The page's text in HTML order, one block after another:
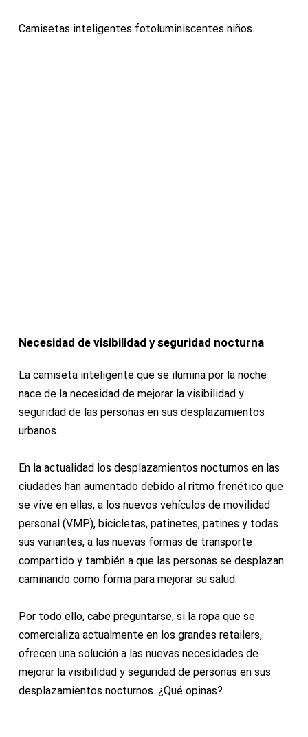
Camisetas inteligentes fotoluminiscentes niños.
Necesidad de visibilidad y seguridad nocturna
La camiseta inteligente que se ilumina por la noche
nace de la necesidad de mejorar la visibilidad y
seguridad de las personas en sus desplazamientos
urbanos.
En la actualidad los desplazamientos nocturnos en las
ciudades han aumentado debido al ritmo frenético que
se vive en ellas, a los nuevos vehículos de movilidad
personal (VMP), bicicletas, patinetes, patines y todas
sus variantes, a las nuevas formas de transporte
compartido y también a que las personas se desplazan
caminando como forma para mejorar su salud.
Por todo ello, cabe preguntarse, si la ropa que se
comercializa actualmente en los grandes retailers,
ofrecen una solución a las nuevas necesidades de
mejorar la visibilidad y seguridad de personas en sus
desplazamientos nocturnos. ¿Qué opinas?